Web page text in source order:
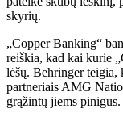
skyrių.
„Copper Banking“
reiškia, kad kai kurie
lėšų. Behringer teigia,
partneriais AMG
grąžintų jiems pinigus.